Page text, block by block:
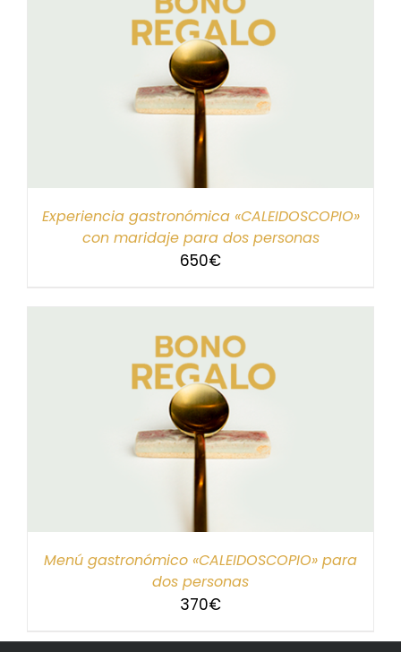
Experiencia gastronómica «CALEIDOSCOPIO»
con maridaje para dos personas
650€
Menú gastronómico «CALEIDOSCOPIO» para
dos personas
370€